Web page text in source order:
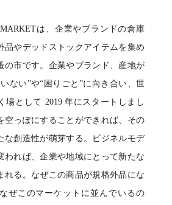
MARKETは、企業やブランドの倉庫
品やデッドストックアイテムを集め
の市です。企業やブランド、産地が
ない”や“困りごと”に向き合い、世
場として 2019 年にスタートしまし
空っぽにすることができれば、その
な創造性が萌芽する。ビジネルモデ
われば、企業や地域にとって新たな
れる。なぜこの商品が規格外品にな
ぜこのマーケットに並んでいるの